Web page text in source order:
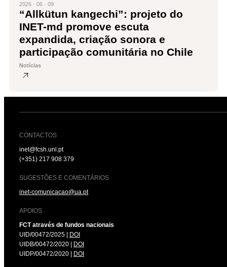
2026 · 06 · 09
“Allkütun kangechi”: projeto do
INET-md promove escuta
expandida, criação sonora e
participação comunitária no Chile
Notícias
CONTACTOS
inet@fcsh.unl.pt
(+351) 217 908 379
SUGESTÕES E COMENTÁRIOS
inet-comunicacao@ua.pt
APOIOS
FCT através de fundos nacionais
UID/00472/2025 |
DOI
UIDB/00472/2020 |
DOI
UIDP/00472/2020 |
DOI